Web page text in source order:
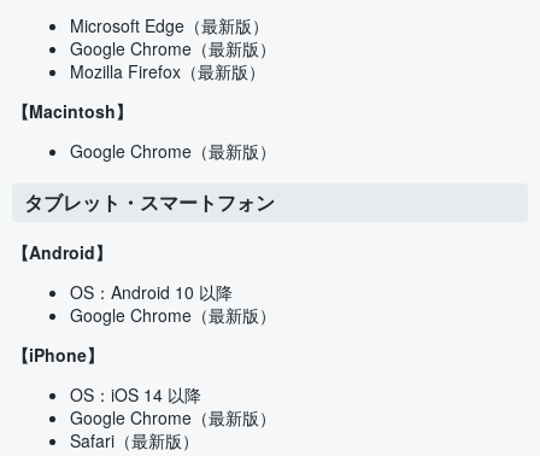
Microsoft Edge（最新版）
Google Chrome（最新版）
Mozilla Firefox（最新版）
【Macintosh】
Google Chrome（最新版）
タブレット・スマートフォン
【Android】
OS：Android 10 以降
Google Chrome（最新版）
【iPhone】
OS：iOS 14 以降
Google Chrome（最新版）
Safari（最新版）